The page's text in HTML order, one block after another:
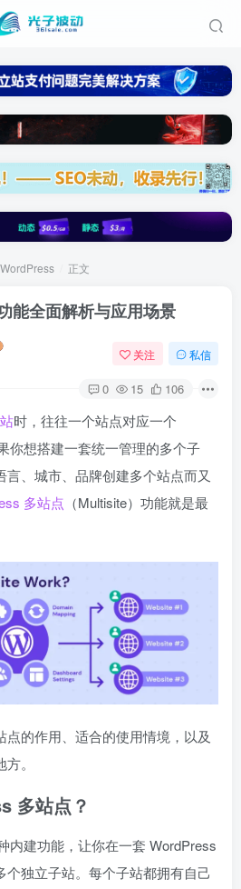
WordPress 正文
能全面解析与应用场景
关注 私信
0 15 106
时，往往一个站点对应一个
你想搭建一套统一管理的多个子
、城市、品牌创建多个站点而又
多站点 （Multisite）功能就是最
的作用、适合的使用情境，以及
。
多站点？
内建功能，让你在一套 WordPress
个独立子站。每个子站都拥有自己